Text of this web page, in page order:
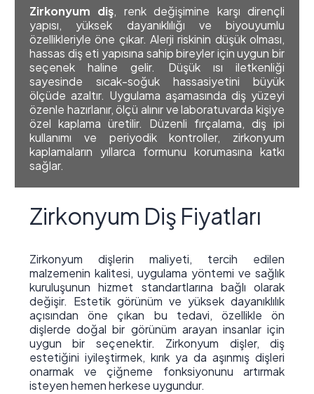
Zirkonyum diş, renk değişimine karşı dirençli
yapısı, yüksek dayanıklılığı ve biyouyumlu
özellikleriyle öne çıkar. Alerji riskinin düşük olması,
hassas diş eti yapısına sahip bireyler için uygun bir
seçenek haline gelir. Düşük ısı iletkenliği
sayesinde sıcak-soğuk hassasiyetini büyük
ölçüde azaltır. Uygulama aşamasında diş yüzeyi
özenle hazırlanır, ölçü alınır ve laboratuvarda kişiye
özel kaplama üretilir. Düzenli fırçalama, diş ipi
kullanımı ve periyodik kontroller, zirkonyum
kaplamaların yıllarca formunu korumasına katkı
sağlar.
Zirkonyum Diş Fiyatları
Zirkonyum dişlerin maliyeti, tercih edilen
malzemenin kalitesi, uygulama yöntemi ve sağlık
kuruluşunun hizmet standartlarına bağlı olarak
değişir. Estetik görünüm ve yüksek dayanıklılık
açısından öne çıkan bu tedavi, özellikle ön
dişlerde doğal bir görünüm arayan insanlar için
uygun bir seçenektir. Zirkonyum dişler, diş
estetiğini iyileştirmek, kırık ya da aşınmış dişleri
onarmak ve çiğneme fonksiyonunu artırmak
isteyen hemen herkese uygundur.